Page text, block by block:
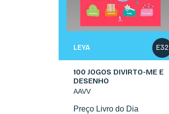
E32
LEYA
100 JOGOS DIVIRTO-ME E
DESENHO
AAVV
Preço Livro do Dia